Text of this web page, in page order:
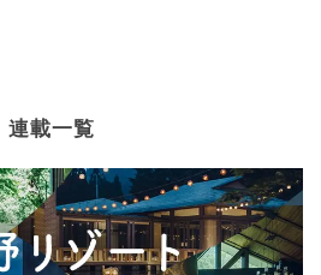
連載一覧